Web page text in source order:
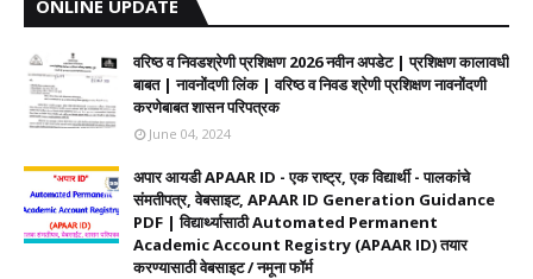
ONLINE UPDATE
वरिष्ठ व निवडश्रेणी प्रशिक्षण 2026 नवीन अपडेट | प्रशिक्षण कालावधी‌
बाबत | नावनोंदणी लिंक | वरिष्ठ व निवड श्रेणी प्रशिक्षण नावनोंदणी
करणेबाबत शासन परिपत्रक
June 04, 2024
अपार आयडी APAAR ID - एक राष्ट्र, एक विद्यार्थी - पालकांचे
संमतीपत्र, वेबसाइट, APAAR ID Generation Guidance
PDF | विद्यार्थ्यासाठी Automated Permanent
Academic Account Registry (APAAR ID) तयार
करण्यासाठी वेबसाइट / नमूना फॉर्म